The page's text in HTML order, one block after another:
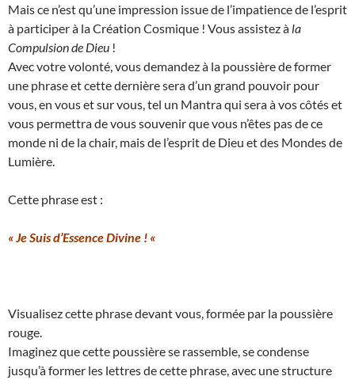
Mais ce n’est qu’une impression issue de l’impatience de l’esprit
à participer à la Création Cosmique ! Vous assistez à la
Compulsion de Dieu !
Avec votre volonté, vous demandez à la poussière de former
une phrase et cette dernière sera d’un grand pouvoir pour
vous, en vous et sur vous, tel un Mantra qui sera à vos côtés et
vous permettra de vous souvenir que vous n’êtes pas de ce
monde ni de la chair, mais de l’esprit de Dieu et des Mondes de
Lumière.
Cette phrase est :
« Je Suis d’Essence Divine ! «
Visualisez cette phrase devant vous, formée par la poussière
rouge.
Imaginez que cette poussière se rassemble, se condense
jusqu’à former les lettres de cette phrase, avec une structure